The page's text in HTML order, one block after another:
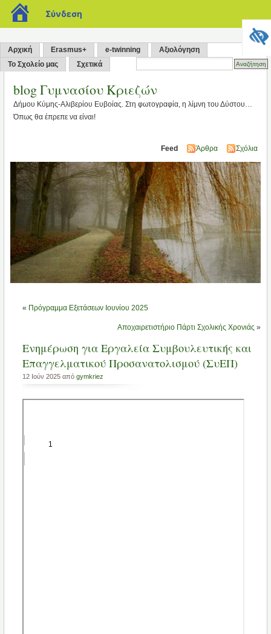
Αρχική Erasmus+ e-twinning
Αξιολόγηση
Το Σχολείο μας
Σχετικά
blog Γυμνασίου Κριεζών
Δήμου Κύμης-Αλιβερίου Ευβοίας. Στη φωτογραφία, η λίμνη του Δύστου…
Όπως θα έπρεπε να είναι!
Feed Άρθρα Σχόλια
« Πρόγραμμα Εξετάσεων Ιουνίου 2025
Αποχαιρετιστήριο Πάρτι Σχολικής Χρονιάς »
Ενημέρωση για Εργαλεία Συμβουλευτικής και
Επαγγελματικού Προσανατολισμού (ΣυΕΠ)
12 Ιούν 2025 από gymkriez
blogs.sch.gr
Σύνδεση